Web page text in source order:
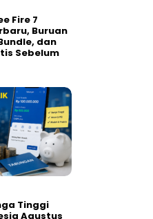
Fire 7
Buruan
dan
Sebelum
Tinggi
Agustus